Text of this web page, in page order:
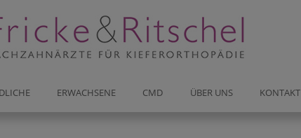
ERWACHSENE CMD ÜBER UNS KONTAKT